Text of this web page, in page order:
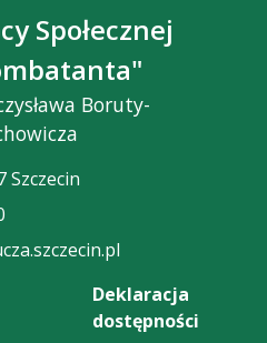
Społecznej
Boruty-
Szczecin
Deklaracja
dostępności